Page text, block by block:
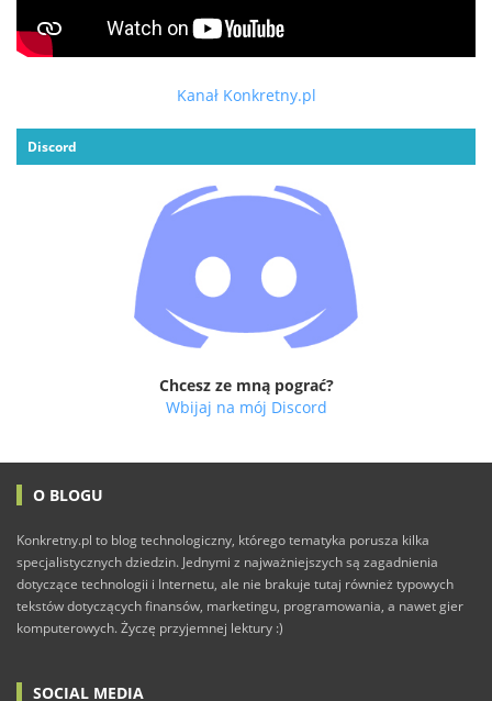
Kanał Konkretny.pl
Discord
Chcesz ze mną pograć?
Wbijaj na mój Discord
O BLOGU
Konkretny.pl to blog technologiczny, którego tematyka porusza kilka
specjalistycznych dziedzin. Jednymi z najważniejszych są zagadnienia
dotyczące technologii i Internetu, ale nie brakuje tutaj również typowych
tekstów dotyczących finansów, marketingu, programowania, a nawet gier
komputerowych. Życzę przyjemnej lektury :)
SOCIAL MEDIA